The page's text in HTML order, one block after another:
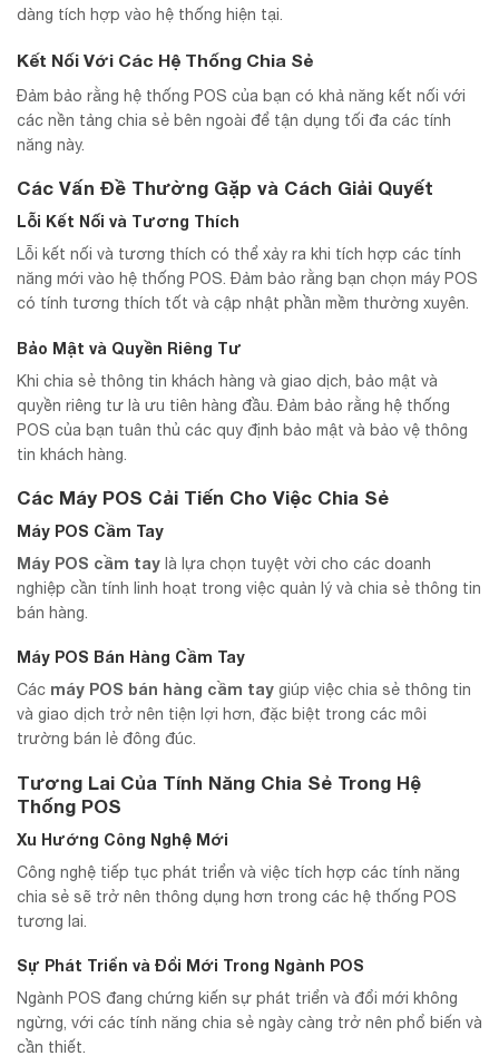
dàng tích hợp vào hệ thống hiện tại.
Kết Nối Với Các Hệ Thống Chia Sẻ
Đảm bảo rằng hệ thống POS của bạn có khả năng kết nối với
các nền tảng chia sẻ bên ngoài để tận dụng tối đa các tính
năng này.
Các Vấn Đề Thường Gặp và Cách Giải Quyết
Lỗi Kết Nối và Tương Thích
Lỗi kết nối và tương thích có thể xảy ra khi tích hợp các tính
năng mới vào hệ thống POS. Đảm bảo rằng bạn chọn máy POS
có tính tương thích tốt và cập nhật phần mềm thường xuyên.
Bảo Mật và Quyền Riêng Tư
Khi chia sẻ thông tin khách hàng và giao dịch, bảo mật và
quyền riêng tư là ưu tiên hàng đầu. Đảm bảo rằng hệ thống
POS của bạn tuân thủ các quy định bảo mật và bảo vệ thông
tin khách hàng.
Các Máy POS Cải Tiến Cho Việc Chia Sẻ
Máy POS Cầm Tay
Máy POS cầm tay là lựa chọn tuyệt vời cho các doanh
nghiệp cần tính linh hoạt trong việc quản lý và chia sẻ thông tin
bán hàng.
Máy POS Bán Hàng Cầm Tay
Các máy POS bán hàng cầm tay giúp việc chia sẻ thông tin
và giao dịch trở nên tiện lợi hơn, đặc biệt trong các môi
trường bán lẻ đông đúc.
Tương Lai Của Tính Năng Chia Sẻ Trong Hệ
Thống POS
Xu Hướng Công Nghệ Mới
Công nghệ tiếp tục phát triển và việc tích hợp các tính năng
chia sẻ sẽ trở nên thông dụng hơn trong các hệ thống POS
tương lai.
Sự Phát Triển và Đổi Mới Trong Ngành POS
Ngành POS đang chứng kiến sự phát triển và đổi mới không
ngừng, với các tính năng chia sẻ ngày càng trở nên phổ biến và
cần thiết.